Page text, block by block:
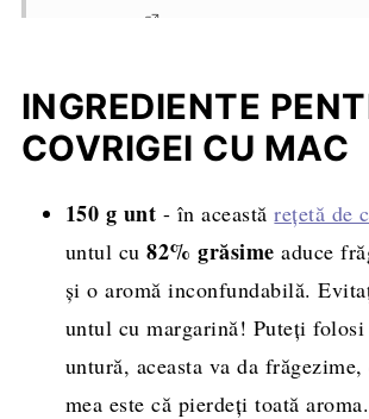
Rețete asemănătoare
Rețeta completă, cantități și mod
preparare
INGREDIENTE
COVRIGEI CU MAC
150 g unt - în aceastărețetă de
untul cu82% grăsime aduce
și o aromă inconfundabilă.
untul cu margarină! Puteți
untură, aceasta va da frăgezime,
mea este că pierdeți toată